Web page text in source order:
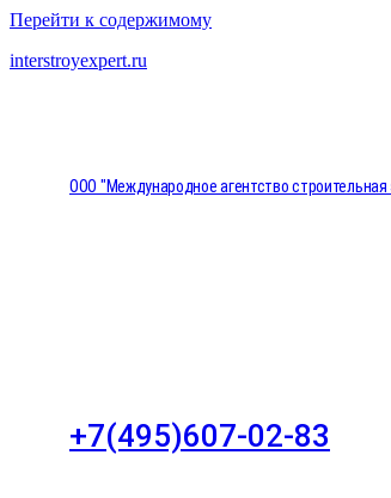
Перейти к содержимому
interstroyexpert.ru
ООО "Международное агентство строительная
+7(495)607-02-83